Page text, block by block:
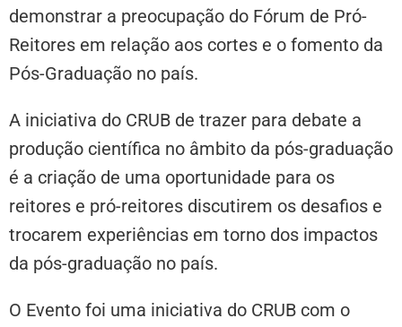
demonstrar a preocupação do Fórum de Pró-
Reitores em relação aos cortes e o fomento da
Pós-Graduação no país.
A iniciativa do CRUB de trazer para debate a
produção científica no âmbito da pós-graduação
é a criação de uma oportunidade para os
reitores e pró-reitores discutirem os desafios e
trocarem experiências em torno dos impactos
da pós-graduação no país.
O Evento foi uma iniciativa do CRUB com o